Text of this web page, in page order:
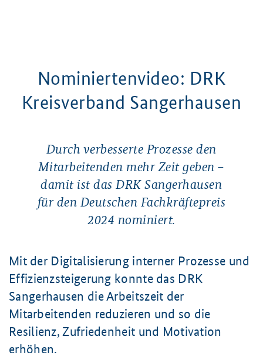
Nominiertenvideo: DRK
Kreisverband Sangerhausen
Durch verbesserte Prozesse den
Mitarbeitenden mehr Zeit geben –
damit ist das DRK Sangerhausen
für den Deutschen Fachkräftepreis
2024 nominiert.
Mit der Digitalisierung interner Prozesse und
Effizienzsteigerung konnte das DRK
Sangerhausen die Arbeitszeit der
Mitarbeitenden reduzieren und so die
Resilienz, Zufriedenheit und Motivation
erhöhen.